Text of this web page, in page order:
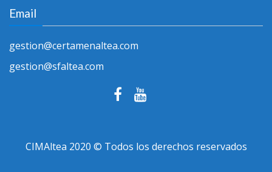
Email
gestion@certamenaltea.com
gestion@sfaltea.com
CIMAltea 2020 © Todos los derechos reservados